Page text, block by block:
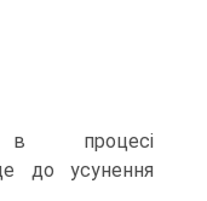
в процесі
до усунення